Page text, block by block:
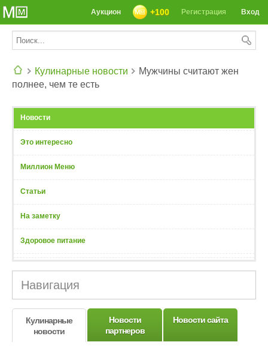
Вход
Регистрация
+100
Аукцион
Кулинарные новости
Мужчины считают жен
полнее, чем те есть
Новости
Это интересно
Миллион Меню
Статьи
На заметку
Здоровое питание
Навигация
Кулинарные
новости
Новости
партнеров
Новости сайта